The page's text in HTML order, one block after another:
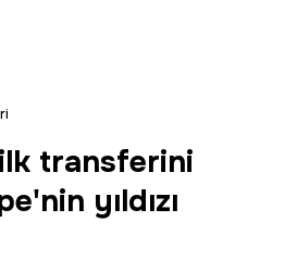
transferini
yıldızı